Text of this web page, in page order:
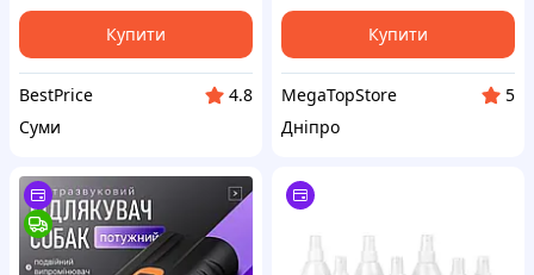
Купити
BestPrice
4.8
Суми
Купити
MegaTopStore
5
Дніпро